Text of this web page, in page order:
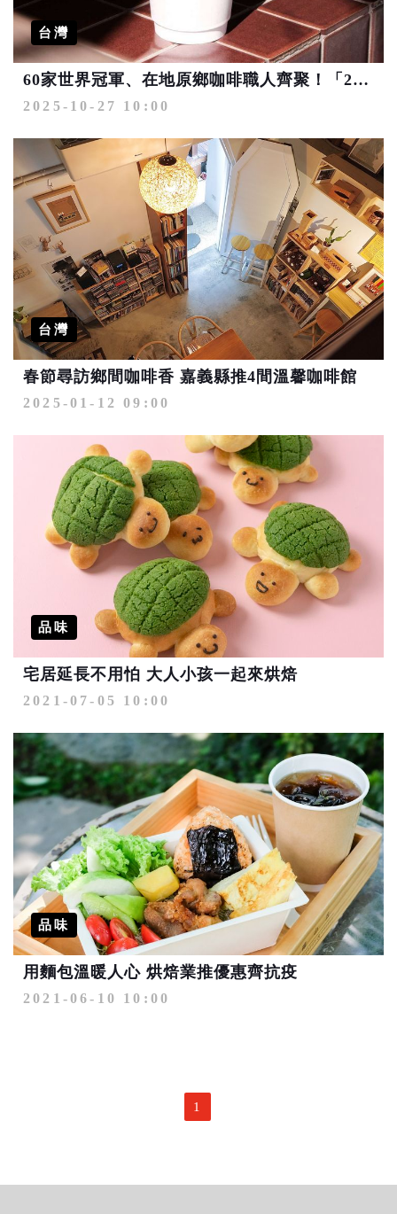
台灣
60家世界冠軍、在地原鄉咖啡職人齊聚！「2025高雄咖啡節」11/22凹子底公園飄香
2025-10-27 10:00
台灣
春節尋訪鄉間咖啡香 嘉義縣推4間溫馨咖啡館
2025-01-12 09:00
品味
宅居延長不用怕 大人小孩一起來烘焙
2021-07-05 10:00
品味
用麵包溫暖人心 烘焙業推優惠齊抗疫
2021-06-10 10:00
1